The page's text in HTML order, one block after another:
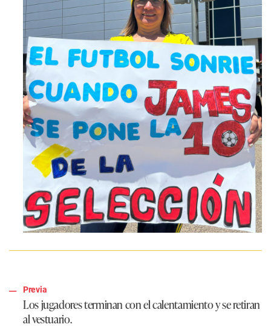
Previa
Los jugadores terminan con el calentamiento y se retiran
al vestuario.